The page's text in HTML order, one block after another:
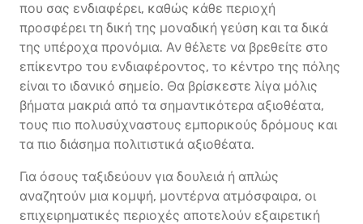
που σας ενδιαφέρει, καθώς κάθε περιοχή
προσφέρει τη δική της μοναδική γεύση και τα δικά
της υπέροχα προνόμια. Αν θέλετε να βρεθείτε στο
επίκεντρο του ενδιαφέροντος, το κέντρο της πόλης
είναι το ιδανικό σημείο. Θα βρίσκεστε λίγα μόλις
βήματα μακριά από τα σημαντικότερα αξιοθέατα,
τους πιο πολυσύχναστους εμπορικούς δρόμους και
τα πιο διάσημα πολιτιστικά αξιοθέατα.
Για όσους ταξιδεύουν για δουλειά ή απλώς
αναζητούν μια κομψή, μοντέρνα ατμόσφαιρα, οι
επιχειρηματικές περιοχές αποτελούν εξαιρετική